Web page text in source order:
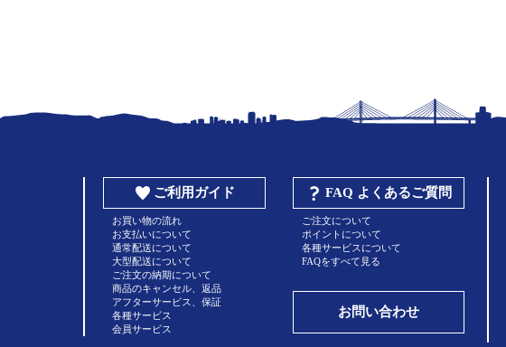
ご利用ガイド
お買い物の流れ
お支払いについて
通常配送について
大型配送について
ご注文の納期について
商品のキャンセル、返品
アフターサービス、保証
各種サービス
会員サービス
FAQ よくあるご質問
ご注文について
ポイントについて
各種サービスについて
FAQをすべて見る
お問い合わせ